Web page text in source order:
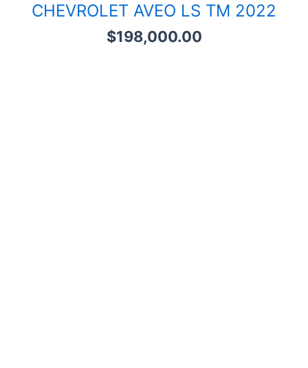
CHEVROLET AVEO LS TM 2022
$198,000.00